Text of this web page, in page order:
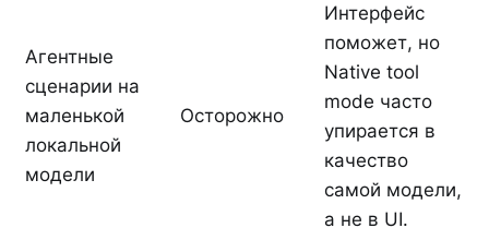
Агентные
сценарии на
маленькой
локальной
модели
Осторожно
Интерфейс
поможет, но
Native tool
mode часто
упирается в
качество
самой модели,
а не в UI.